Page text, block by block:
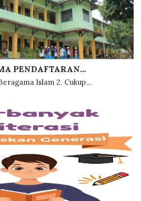
PENDAFTARAN...
Islam 2. Cukup...